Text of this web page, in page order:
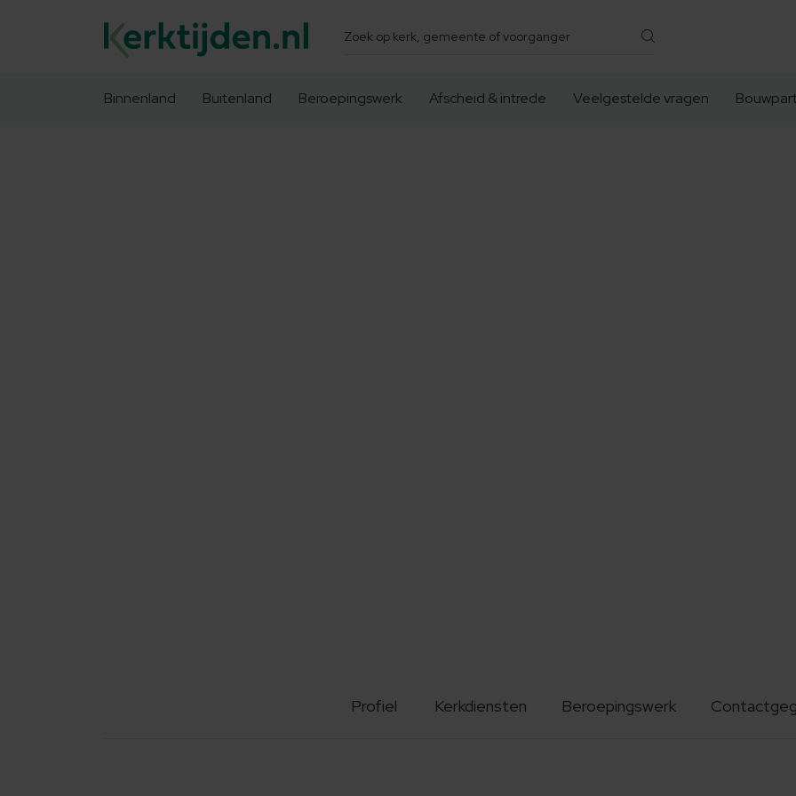
Zoeken
Binnenland Buitenland Beroepingswerk Afscheid & intrede Veelgestelde vragen
Profiel Kerkdiensten Beroepingswerk